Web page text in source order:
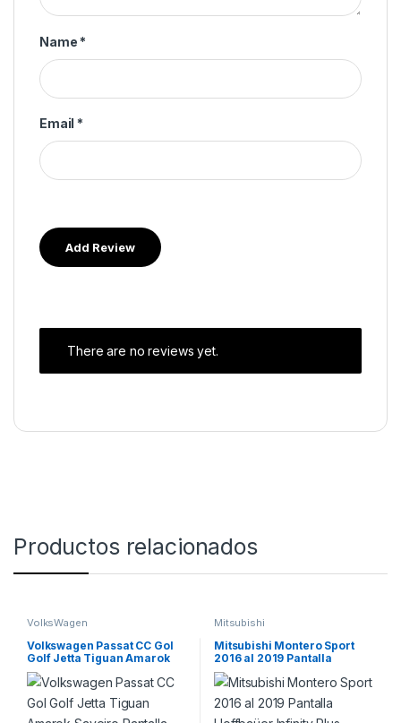
Name *
Email *
There are no reviews yet.
Productos relacionados
VolksWagen
Volkswagen Passat CC Gol
Golf Jetta Tiguan Amarok
Saveiro Pantalla Hoffbaüer
Infinity Plus CarPlay &
Android Auto
Mitsubishi
Mitsubishi Montero Sport
2016 al 2019 Pantalla
Hoffbaüer Infinity Plus
CarPlay & Android Auto